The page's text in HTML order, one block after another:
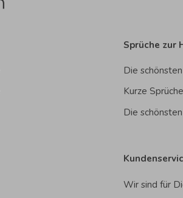
Sprüche zur
Die
Kurze
Die
Wir sind für